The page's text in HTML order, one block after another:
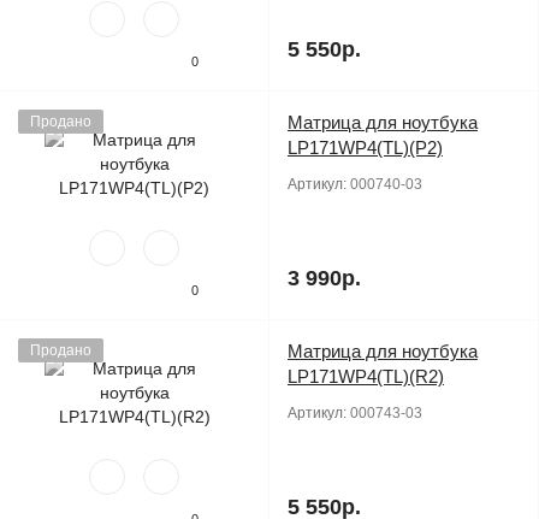
0 5 550р.
Продано
0
Матрица для ноутбука
LP171WP4(TL)(P2)
Артикул: 000740-03
3 990р.
Продано
Матрица для ноутбука
LP171WP4(TL)(R2)
Артикул: 000743-03
5 550р.